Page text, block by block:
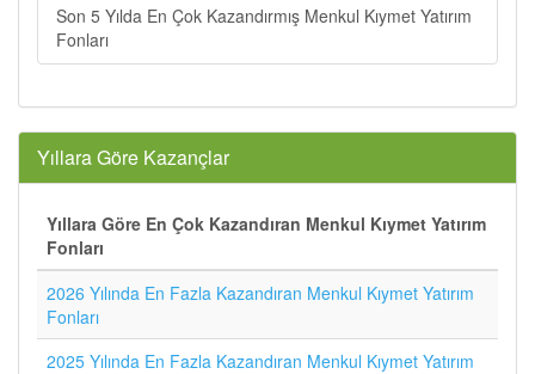
Son 5 Yılda En Çok Kazandırmış Menkul Kıymet Yatırım
Fonları
Yıllara Göre Kazançlar
Yıllara Göre En Çok Kazandıran Menkul Kıymet Yatırım
Fonları
2026 Yılında En Fazla Kazandıran Menkul Kıymet Yatırım
Fonları
2025 Yılında En Fazla Kazandıran Menkul Kıymet Yatırım